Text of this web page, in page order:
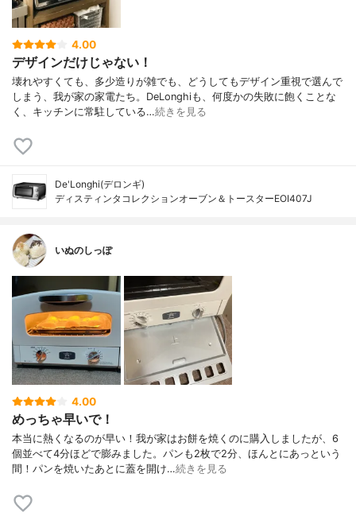
4.00
デザインだけじゃない！
壊れやすくても、多少造りが雑でも、どうしてもデザイン重視で選んで
しまう、我が家の家電たち。DeLonghiも、何度かの失敗に飽くことな
く、キッチンに常駐している…続きを見る
De'Longhi(デロンギ)
ディスティンタコレクションオーブン＆トースターEOI407J
いぬのしっぽ
4.00
めっちゃ早いで！
本当に熱くなるのが早い！我が家はお餅を焼くのに購入しましたが、6
個並べて4分ほどで膨みました。パンも2枚で2分、ほんとにあっという
間！パンを焼いたあとに蓋を開け…続きを見る